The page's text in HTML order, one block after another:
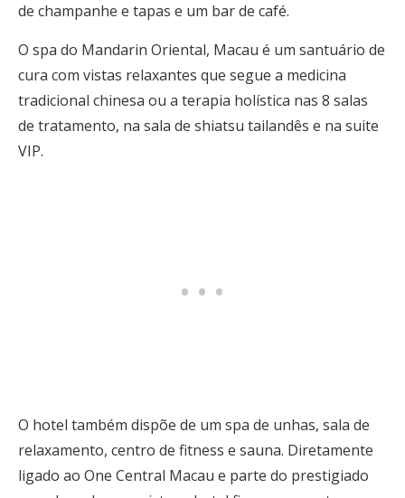
de champanhe e tapas e um bar de café.
O spa do Mandarin Oriental, Macau é um santuário de
cura com vistas relaxantes que segue a medicina
tradicional chinesa ou a terapia holística nas 8 salas
de tratamento, na sala de shiatsu tailandês e na suite
VIP.
O hotel também dispõe de um spa de unhas, sala de
relaxamento, centro de fitness e sauna. Diretamente
ligado ao One Central Macau e parte do prestigiado